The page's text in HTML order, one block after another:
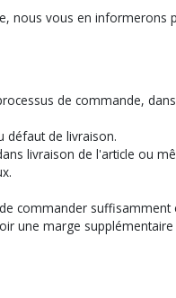
nous vous en
de commande,
défaut de livraison.
livraison de l'article ou
commander
une marge